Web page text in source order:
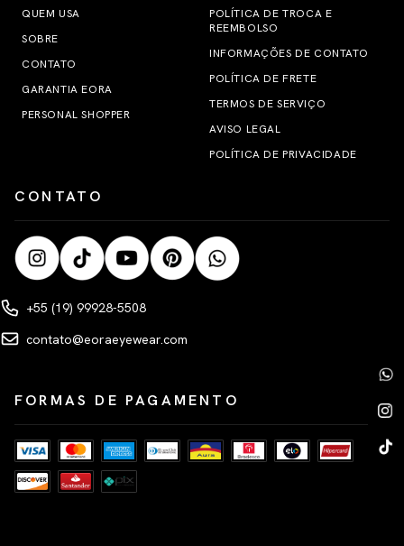
QUEM USA
SOBRE
CONTATO
GARANTIA EORA
PERSONAL SHOPPER
POLÍTICA DE TROCA E
REEMBOLSO
INFORMAÇÕES DE CONTATO
POLÍTICA DE FRETE
TERMOS DE SERVIÇO
AVISO LEGAL
POLÍTICA DE PRIVACIDADE
CONTATO
+55 (19) 99928-5508
contato@eoraeyewear.com
FORMAS DE PAGAMENTO